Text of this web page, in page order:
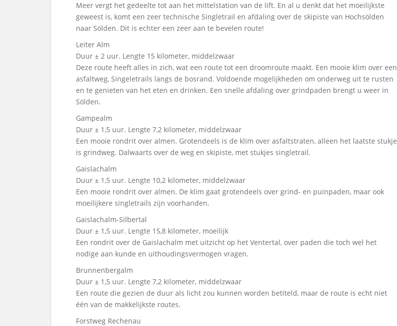
Meer vergt het gedeelte tot aan het mittelstation van de lift. En al u denkt dat het moeilijkste
geweest is, komt een zeer technische Singletrail en afdaling over de skipiste van Hochsölden
naar Sölden. Dit is echter een zeer aan te bevelen route!
Leiter Alm
Duur ± 2 uur. Lengte 15 kilometer, middelzwaar
Deze route heeft alles in zich, wat een route tot een droomroute maakt. Een mooie klim over een
asfaltweg, Singeletrails langs de bosrand. Voldoende mogelijkheden om onderweg uit te rusten
en te genieten van het eten en drinken. Een snelle afdaling over grindpaden brengt u weer in
Sölden.
Gampealm
Duur ± 1,5 uur. Lengte 7,2 kilometer, middelzwaar
Een mooie rondrit over almen. Grotendeels is de klim over asfaltstraten, alleen het laatste stukje
is grindweg. Dalwaarts over de weg en skipiste, met stukjes singletrail.
Gaislachalm
Duur ± 1,5 uur. Lengte 10,2 kilometer, middelzwaar
Een mooie rondrit over almen. De klim gaat grotendeels over grind- en puinpaden, maar ook
moeilijkere singletrails zijn voorhanden.
Gaislachalm-Silbertal
Duur ± 1,5 uur. Lengte 15,8 kilometer, moeilijk
Een rondrit over de Gaislachalm met uitzicht op het Ventertal, over paden die toch wel het
nodige aan kunde en uithoudingsvermogen vragen.
Brunnenbergalm
Duur ± 1,5 uur. Lengte 7,2 kilometer, middelzwaar
Een route die gezien de duur als licht zou kunnen worden betiteld, maar de route is echt niet
één van de makkelijkste routes.
Forstweg Rechenau